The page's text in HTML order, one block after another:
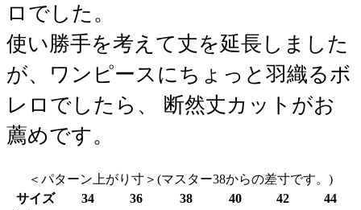
ロでした。
使い勝手を考えて丈を延長しました
が、ワンピースにちょっと羽織るボ
レロでしたら、 断然丈カットがお
薦めです。
＜パターン上がり寸＞(マスター38からの差寸です。)
サイズ
34 36 38 40 42
44